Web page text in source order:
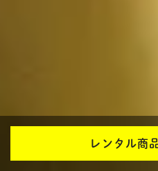
レンタル商